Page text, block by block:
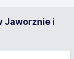
Jaworznie i